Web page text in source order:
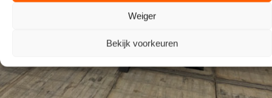
Weiger
Bekijk voorkeuren
TAFELS